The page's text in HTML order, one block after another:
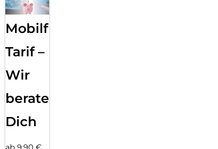
Mobilfunk
Tarif –
Wir
beraten
Dich
ab 9,90 €